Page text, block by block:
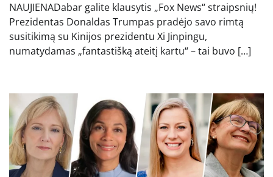
NAUJIENADabar galite klausytis „Fox News“ straipsnių!
Prezidentas Donaldas Trumpas pradėjo savo rimtą
susitikimą su Kinijos prezidentu Xi Jinpingu,
numatydamas „fantastišką ateitį kartu“ – tai buvo […]